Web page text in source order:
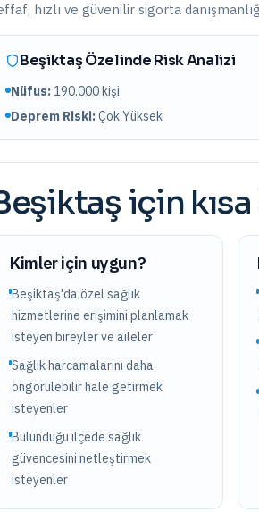
hızlı ve güvenilir sigorta
BeşiktaşÖzelinde Risk Analizi
Nüfus:190.000kişi
Deprem Riski:Çok Yüksek
için
Kimler için uygun?
Beşiktaş'da özel sağlık
hizmetlerine erişimini planlamak
isteyen bireyler ve aileler
Sağlık harcamalarını daha
öngörülebilir hale getirmek
isteyenler
Bulunduğu ilçede sağlık
güvencesini netleştirmek
isteyenler